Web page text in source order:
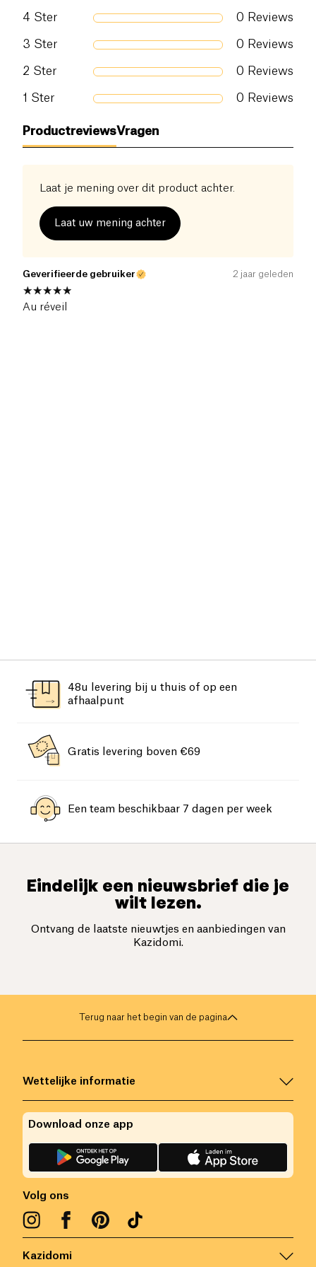
bevorderd een betere slaap en heeft ook
ontstekingsremmende effecten. Veganistisch, 100%
natuurlijk, zonder risico op verslaving en
wetenschappelijk bewozen effecten.
4 Ster 0 Reviews
3 Ster 0 Reviews
2 Ster 0 Reviews
1 Ster 0 Reviews
ProductreviewsVragen
Laat je mening over dit product achter.
Laat uw mening achter
Geverifieerde gebruiker 2 jaar geleden
Au réveil
48u levering bij u thuis of op een
afhaalpunt
Gratis levering boven €69
Een team beschikbaar 7 dagen per week
Eindelijk een nieuwsbrief die je
wilt lezen.
Ontvang de laatste nieuwtjes en aanbiedingen van
Kazidomi.
Terug naar het begin van de pagina
Kazidomi
Wettelijke informatie
Volg ons
Download onze app